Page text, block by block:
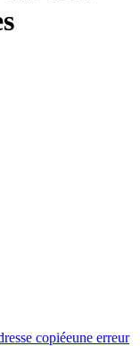
copiéeune erreur